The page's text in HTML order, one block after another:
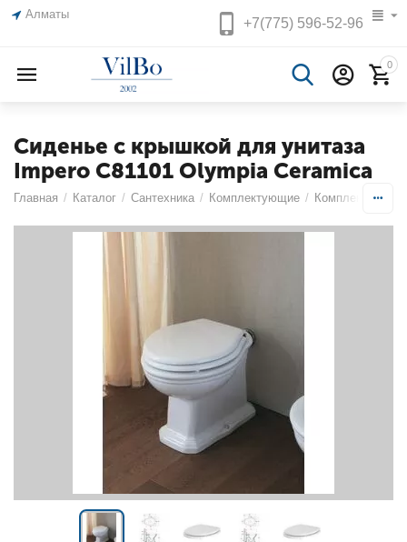
Алматы
+7(775)596-52-96
0
Сиденье с крышкой для унитаза
Impero C81101 Olympia Ceramica
Главная / Каталог / Сантехника / Комплектующие / Комплектующие